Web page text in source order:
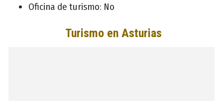
Oficina de turismo: No